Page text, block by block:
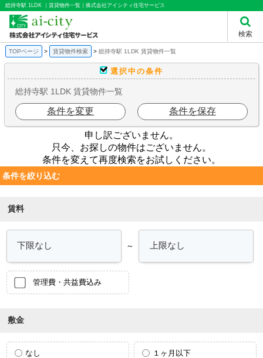
総持寺駅 1LDK ｜賃貸物件一覧｜株式会社アイシティ住宅サービス
検索
TOPページ 賃貸物件検索 総持寺駅 1LDK 賃貸物件一覧
選択中の条件
総持寺駅 1LDK 賃貸物件一覧
条件を変更 条件を保存
申し訳ございません。
只今、お探しの物件はございません。
条件を変えて再度検索をお試しください。
条件を絞り込む
賃料
～
管理費・共益費込み
敷金
なし １ヶ月以下